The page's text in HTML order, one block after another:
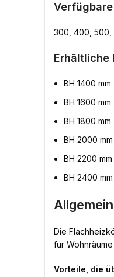
300, 400,
Erhältliche
BH 1400 mm
BH 1600 mm
BH 1800 mm
BH 2000 mm
BH 2200 mm
BH 2400 mm
Die
für
Vorteile, die